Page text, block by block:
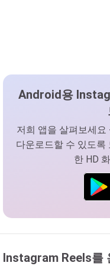
Android용
저희 앱을 살펴보세
다운로드할 수 있도록
한 HD
Instagram Reels를